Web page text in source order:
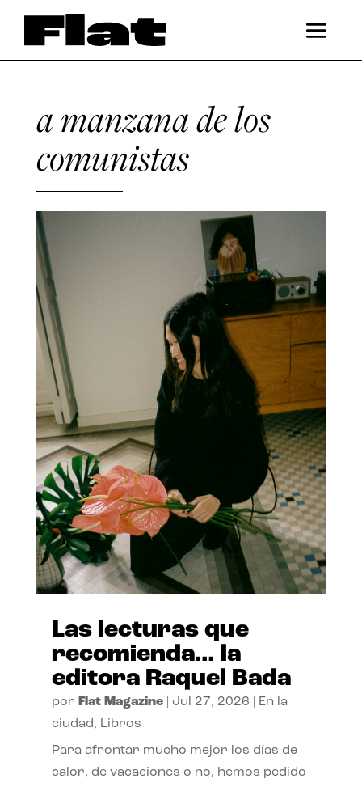
a manzana de los
comunistas
Las lecturas que
recomienda… la
editora Raquel Bada
por Flat Magazine| Jul 27, 2026
En la
ciudad, Libros
Para afrontar mucho mejor los días de
calor, de vacaciones o no, hemos pedido